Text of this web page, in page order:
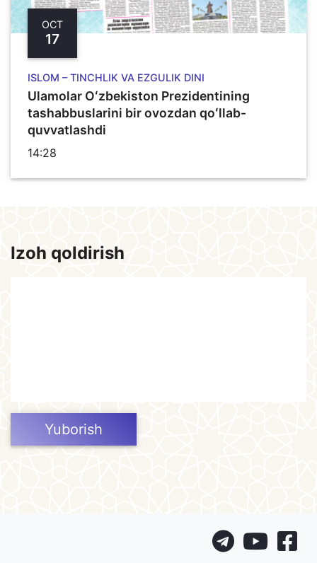
OCT
17
ISLOM – TINCHLIK VA EZGULIK DINI
Ulamolar Oʻzbekiston Prezidentining
tashabbuslarini bir ovozdan qoʻllab-
quvvatlashdi
14:28
Izoh qoldirish
Yuborish